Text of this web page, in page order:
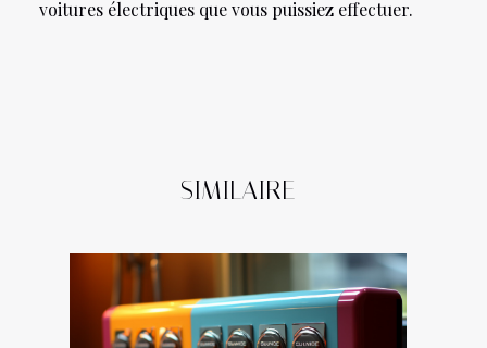
voitures électriques que vous puissiez effectuer.
SIMILAIRE